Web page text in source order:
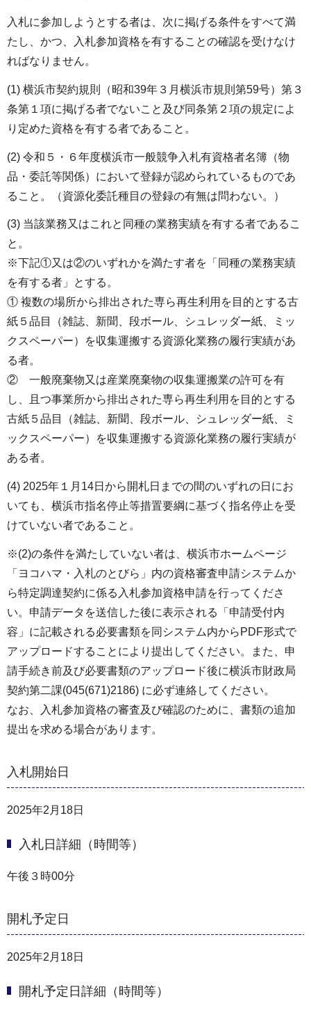
入札に参加しようとする者は、次に掲げる条件をすべて満
たし、かつ、入札参加資格を有することの確認を受けなけ
ればなりません。
(1) 横浜市契約規則（昭和39年３月横浜市規則第59号）第３
条第１項に掲げる者でないこと及び同条第２項の規定によ
り定めた資格を有する者であること。
(2) 令和５・６年度横浜市一般競争入札有資格者名簿（物
品・委託等関係）において登録が認められているものであ
ること。（資源化委託種目の登録の有無は問わない。）
(3) 当該業務又はこれと同種の業務実績を有する者であるこ
と。
※下記①又は②のいずれかを満たす者を「同種の業務実績
を有する者」とする。
① 複数の場所から排出された専ら再生利用を目的とする古
紙５品目（雑誌、新聞、段ボール、シュレッダー紙、ミッ
クスペーパー）を収集運搬する資源化業務の履行実績があ
る者。
② 一般廃棄物又は産業廃棄物の収集運搬業の許可を有
し、且つ事業所から排出された専ら再生利用を目的とする
古紙５品目（雑誌、新聞、段ボール、シュレッダー紙、ミ
ックスペーパー）を収集運搬する資源化業務の履行実績が
ある者。
(4) 2025年１月14日から開札日までの間のいずれの日にお
いても、横浜市指名停止等措置要綱に基づく指名停止を受
けていない者であること。
※(2)の条件を満たしていない者は、横浜市ホームページ
「ヨコハマ・入札のとびら」内の資格審査申請システムか
ら特定調達契約に係る入札参加資格申請を行ってくださ
い。申請データを送信した後に表示される「申請受付内
容」に記載される必要書類を同システム内からPDF形式で
アップロードすることにより提出してください。また、申
請手続き前及び必要書類のアップロード後に横浜市財政局
契約第二課(045(671)2186) に必ず連絡してください。
なお、入札参加資格の審査及び確認のために、書類の追加
提出を求める場合があります。
入札開始日
2025年2月18日
入札日詳細（時間等）
午後３時00分
開札予定日
2025年2月18日
開札予定日詳細（時間等）